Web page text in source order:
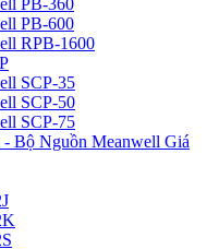
PB-600
RPB-1600
SCP-35
SCP-50
SCP-75
Bộ Nguồn Meanwell Giá